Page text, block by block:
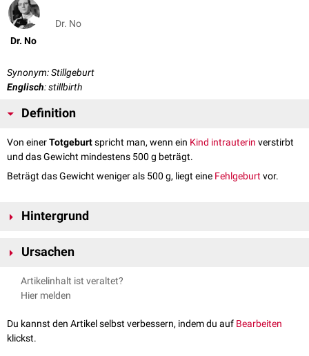
Dr. No
Dr. No
Synonym: Stillgeburt
Englisch: stillbirth
Definition
Von einerTotgeburtspricht man, wenn ein Kind intrauterin verstirbt
und das Gewicht mindestens 500 g beträgt.
Beträgt das Gewicht weniger als 500 g, liegt eine Fehlgeburtvor.
Hintergrund
Bestattungspflicht
Ursachen
Totgeburten können sehr verschiedene Ursachen haben. Dazu zählen
unter anderem:
Chromosomenaberrationen
Bakterielle
Artikelinhalt ist veraltet?
Hier melden
Du kannst den Artikel selbst verbessern, indem du auf Bearbeiten
klickst.